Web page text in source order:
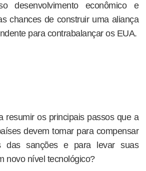
desenvolvimento econômico e
chances de construir uma aliança
para contrabalançar os EUA.
resumir os principais passos que a
devem tomar para compensar
das sanções e para levar suas
novo nível tecnológico?